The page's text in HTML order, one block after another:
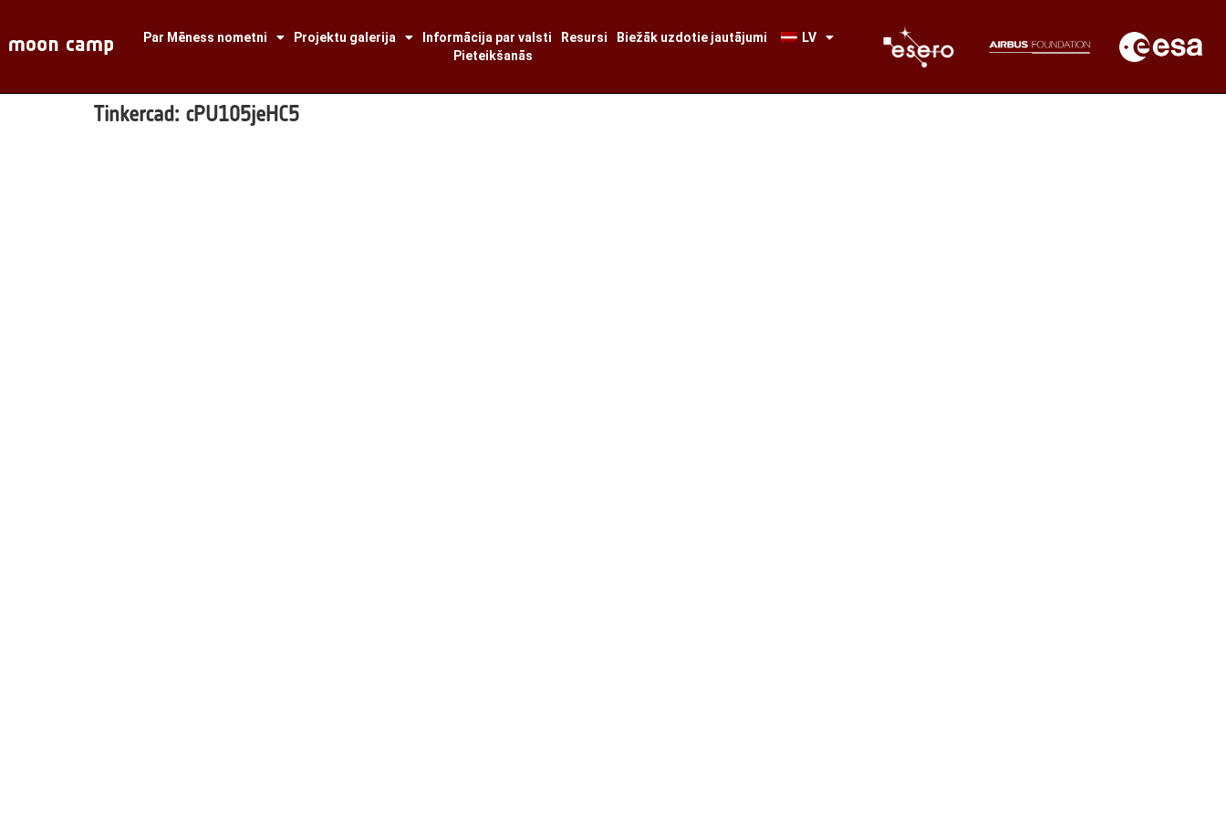
Par Mēness nometni Projektu galerija Informācija par valsti Resursi Biežāk uzdotie jautājumi
LV
Pieteikšanās
Tinkercad: cPU105jeHC5